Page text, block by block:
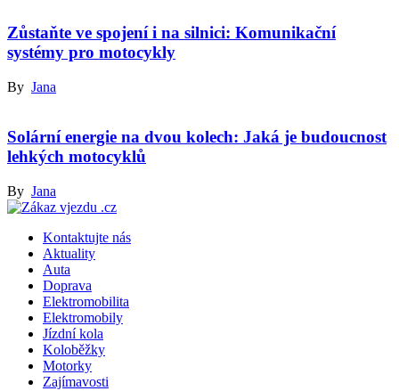
Zůstaňte ve spojení i na silnici: Komunikační
systémy pro motocykly
By Jana
Solární energie na dvou kolech: Jaká je budoucnost
lehkých motocyklů
By Jana
Kontaktujte nás
Aktuality
Auta
Doprava
Elektromobilita
Elektromobily
Jízdní kola
Koloběžky
Motorky
Zajímavosti